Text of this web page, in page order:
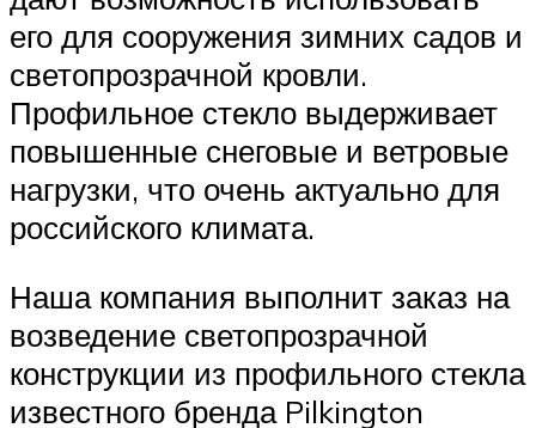
его для сооружения зимних садов и
светопрозрачной кровли.
Профильное стекло выдерживает
повышенные снеговые и ветровые
нагрузки, что очень актуально для
российского климата.
Наша компания выполнит заказ на
возведение светопрозрачной
конструкции из профильного стекла
известного бренда Pilkington